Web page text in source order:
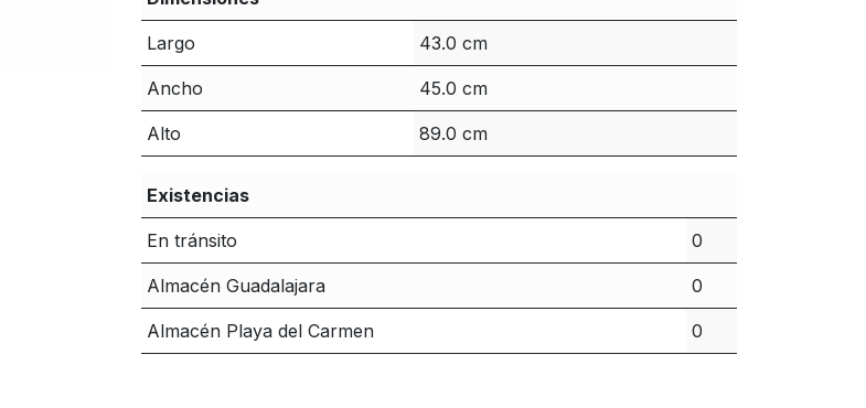
Largo 43.0 cm
Ancho 45.0 cm
Alto 89.0 cm
Existencias
En tránsito 0
Almacén Guadalajara 0
Almacén Playa del Carmen 0